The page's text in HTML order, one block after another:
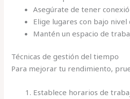
Asegúrate de tener
Elige lugares con bajo nivel
Mantén un espacio de
Técnicas de gestión del tiempo
Para mejorar tu rendimiento,
Establece horarios de